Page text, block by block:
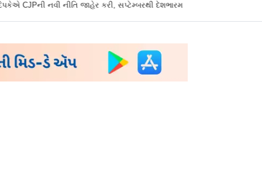
જાહેર કરી, સપ્ટેમ્બરથી દેશભારમાં થશે શરૂ તુકારામ મુંઢે On Fire: